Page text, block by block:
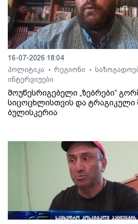
16-07-2026 18:04
პოლიტიკა
• რეგიონი •
ინტერვიუები
მოუწესრიგებელი „ზებრები“
სიცოცხლისთვის და ტრაგიკული
ბულისკერია